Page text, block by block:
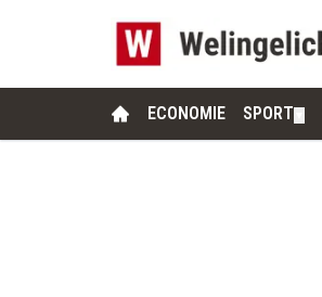
ECONOMIE SPORT